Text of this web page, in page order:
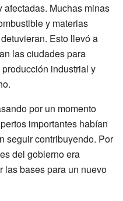
afectadas. Muchas minas
y materias
Esto llevó a
las ciudades para
industrial y
por un momento
importantes habían
seguir contribuyendo. Por
del gobierno era
las bases para un nuevo